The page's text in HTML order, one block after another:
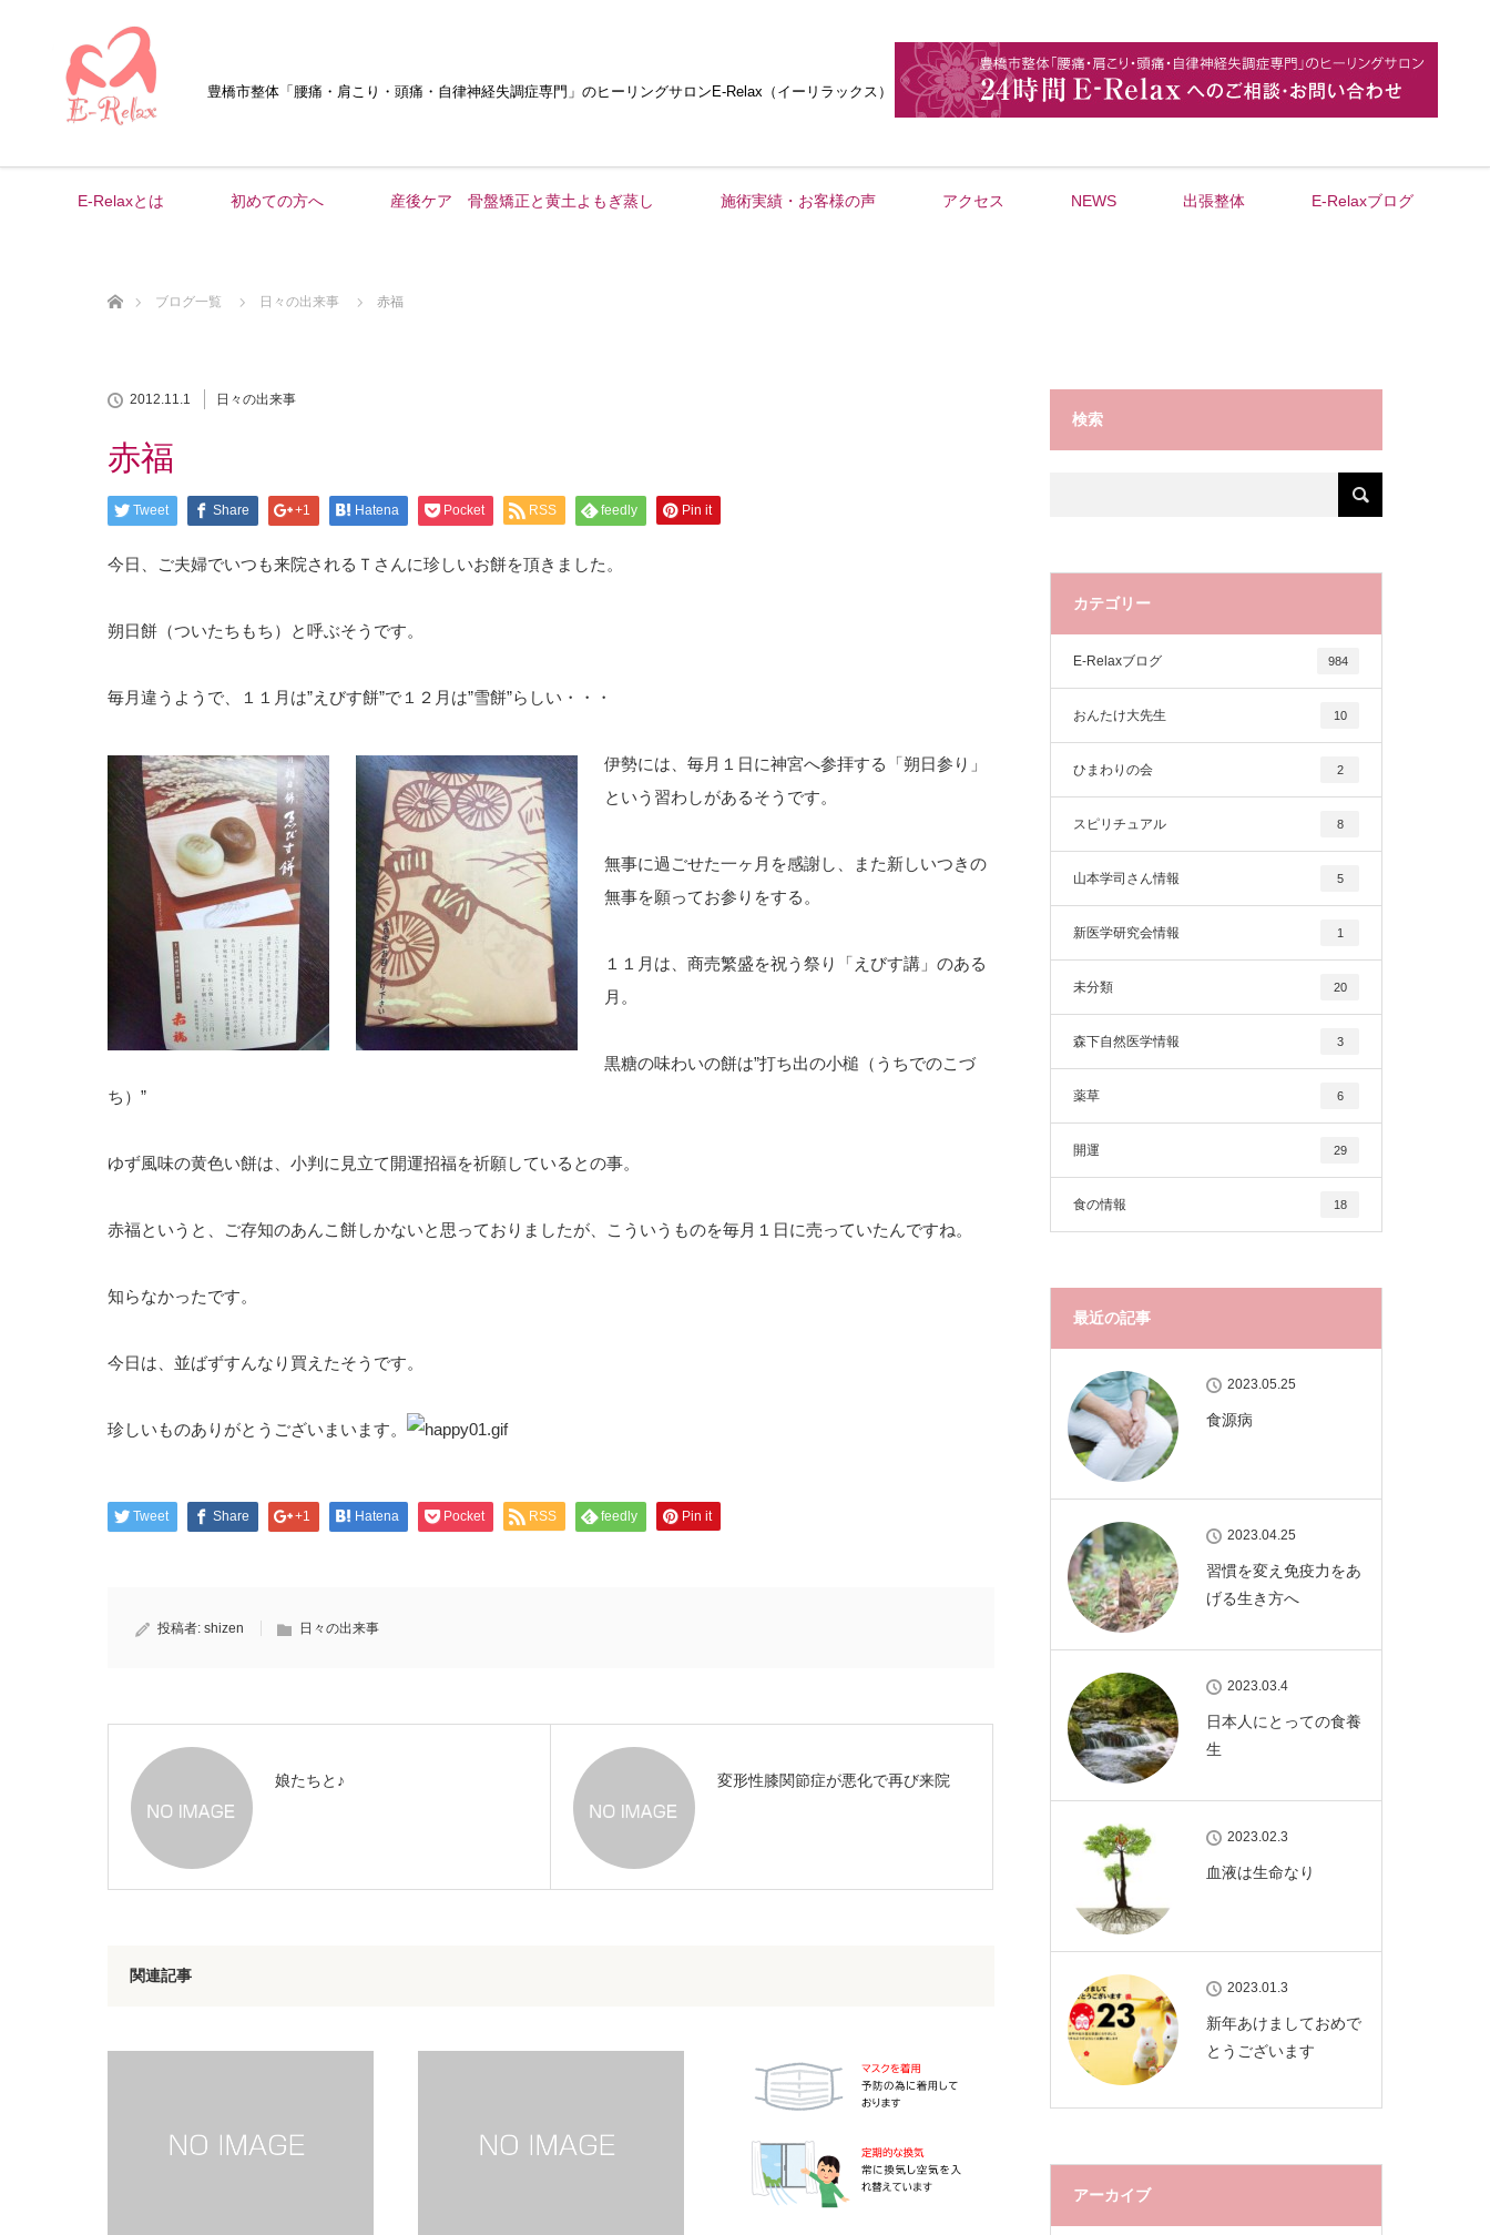
豊橋市整体 「腰痛・肩こり・頭痛・自律神経失調症専門」 のヒーリングサロンE-Relax（イーリラックス）
E-Relaxとは 初めての方へ 産後ケア 骨盤矯正と黄土よもぎ蒸し 施術実績・お客様の声 アクセス NEWS 出張整体 E-Relaxブログ
ブログ一覧
日々の出来事 赤福
2012.11.1 日々の出来事
赤福
Tweet Share +1 Hatena Pocket RSS feedly Pin it
今日、ご夫婦でいつも来院されるＴさんに珍しいお餅を頂きました。
朔日餅（ついたちもち）と呼ぶそうです。
毎月違うようで、１１月は”えびす餅”で１２月は”雪餅”らしい・・・
伊勢には、毎月１日に神宮へ参拝する「朔日参り」
という習わしがあるそうです。
無事に過ごせた一ヶ月を感謝し、また新しいつきの
無事を願ってお参りをする。
１１月は、商売繁盛を祝う祭り「えびす講」のある
月。
黒糖の味わいの餅は”打ち出の小槌（うちでのこづ
ち）”
ゆず風味の黄色い餅は、小判に見立て開運招福を祈願しているとの事。
赤福というと、ご存知のあんこ餅しかないと思っておりましたが、こういうものを毎月１日に売っていたんですね。
知らなかったです。
今日は、並ばずすんなり買えたそうです。
珍しいものありがとうございまいます。
Tweet Share +1 Hatena Pocket RSS feedly Pin it
投稿者: shizen 日々の出来事
娘たちと♪ 変形性膝関節症が悪化で再び来院
関連記事
検索
カテゴリー
E-Relaxブログ 984
おんたけ大先生 10
ひまわりの会 2
スピリチュアル 8
山本学司さん情報 5
新医学研究会情報 1
未分類 20
森下自然医学情報 3
薬草 6
開運 29
食の情報 18
最近の記事
2023.05.25
食源病
2023.04.25
習慣を変え免疫力をあ
げる生き方へ
2023.03.4
日本人にとっての食養
生
2023.02.3
血液は生命なり
2023.01.3
新年あけましておめで
とうございます
アーカイブ